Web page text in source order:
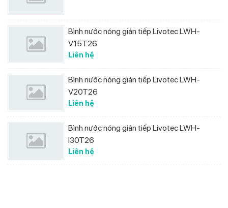
Bình nước nóng gián tiếp Livotec LWH-
V15T26
Liên hệ
Bình nước nóng gián tiếp Livotec LWH-
V20T26
Liên hệ
Bình nước nóng gián tiếp Livotec LWH-
I30T26
Liên hệ